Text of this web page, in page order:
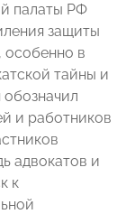
палаты РФ
защиты
особенно в
тайны и
обозначил
и работников
адвокатов и
к